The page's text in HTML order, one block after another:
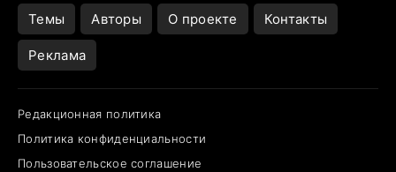
Темы Авторы О проекте Контакты
Реклама
Редакционная политика
Политика конфиденциальности
Пользовательское соглашение